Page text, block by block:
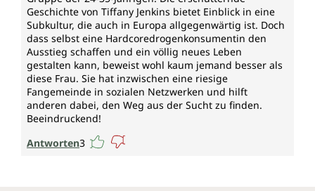
Geschichte von Tiffany Jenkins bietet Einblick in eine
Subkultur, die auch in Europa allgegenwärtig ist. Doch
dass selbst eine Hardcoredrogenkonsumentin den
Ausstieg schaffen und ein völlig neues Leben
gestalten kann, beweist wohl kaum jemand besser als
diese Frau. Sie hat inzwischen eine riesige
Fangemeinde in sozialen Netzwerken und hilft
anderen dabei, den Weg aus der Sucht zu finden.
Beeindruckend!
Antworten3